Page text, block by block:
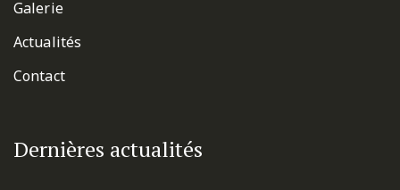
Galerie
Actualités
Contact
Dernières actualités